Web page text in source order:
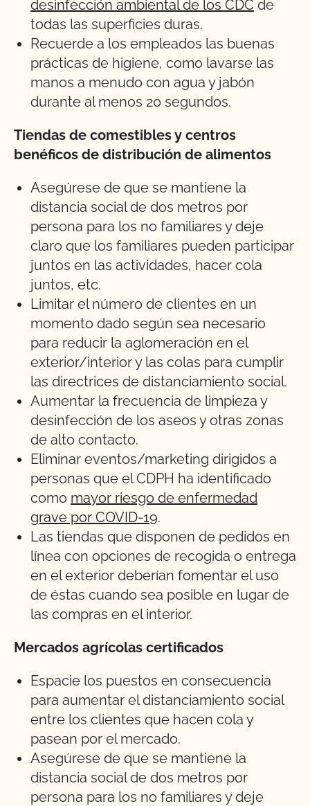
desinfección ambiental de los CDC de
todas las superficies duras.
Recuerde a los empleados las buenas
prácticas de higiene, como lavarse las
manos a menudo con agua y jabón
durante al menos 20 segundos.
Tiendas de comestibles y centros
benéficos de distribución de alimentos
Asegúrese de que se mantiene la
distancia social de dos metros por
persona para los no familiares y deje
claro que los familiares pueden participar
juntos en las actividades, hacer cola
juntos, etc.
Limitar el número de clientes en un
momento dado según sea necesario
para reducir la aglomeración en el
exterior/interior y las colas para cumplir
las directrices de distanciamiento social.
Aumentar la frecuencia de limpieza y
desinfección de los aseos y otras zonas
de alto contacto.
Eliminar eventos/marketing dirigidos a
personas que el CDPH ha identificado
como mayor riesgo de enfermedad
grave por COVID-19.
Las tiendas que disponen de pedidos en
línea con opciones de recogida o entrega
en el exterior deberían fomentar el uso
de éstas cuando sea posible en lugar de
las compras en el interior.
Mercados agrícolas certificados
Espacie los puestos en consecuencia
para aumentar el distanciamiento social
entre los clientes que hacen cola y
pasean por el mercado.
Asegúrese de que se mantiene la
distancia social de dos metros por
persona para los no familiares y deje